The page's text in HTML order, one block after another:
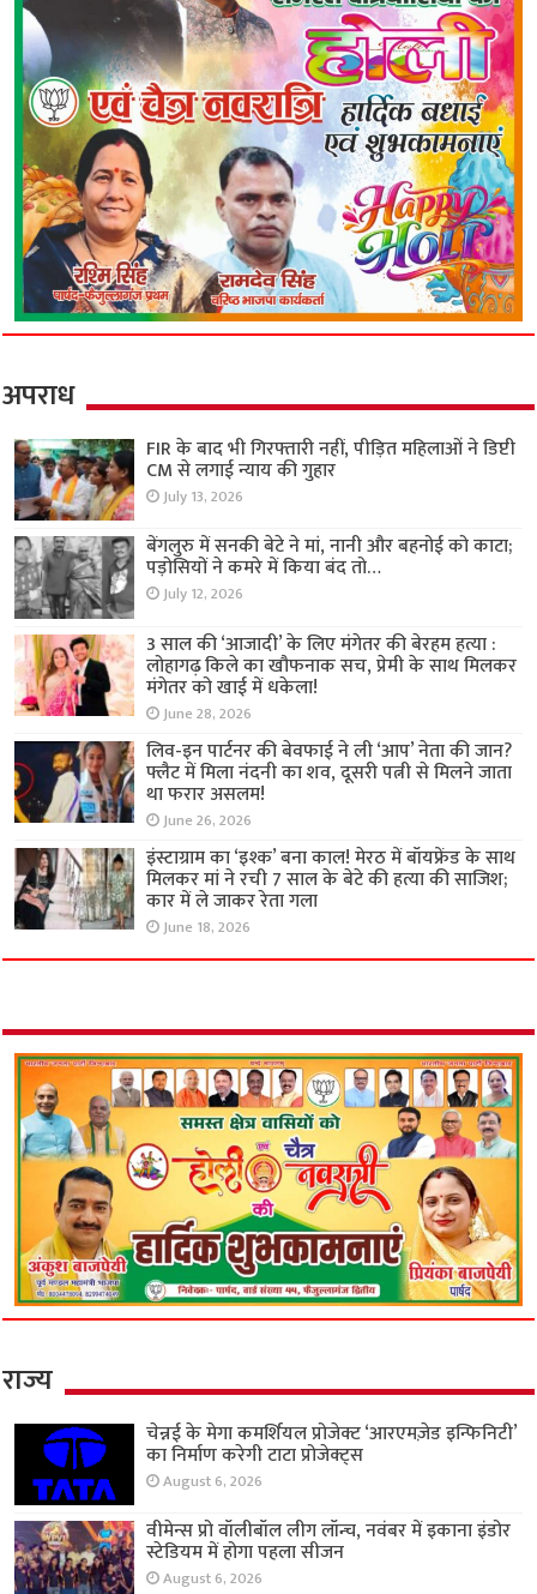
अपराध
FIR के बाद भी गिरफ्तारी नहीं, पीड़ित महिलाओं ने डिप्टी
CM से लगाई न्याय की गुहार
July 13, 2026
बेंगलुरु में सनकी बेटे ने मां, नानी और बहनोई को काटा;
पड़ोसियों ने कमरे में किया बंद तो…
July 12, 2026
3 साल की ‘आजादी’ के लिए मंगेतर की बेरहम हत्या :
लोहागढ़ किले का खौफनाक सच, प्रेमी के साथ मिलकर
मंगेतर को खाई में धकेला!
June 28, 2026
लिव-इन पार्टनर की बेवफाई ने ली ‘आप’ नेता की जान?
फ्लैट में मिला नंदनी का शव, दूसरी पत्नी से मिलने जाता
था फरार असलम!
June 26, 2026
इंस्टाग्राम का ‘इश्क’ बना काल! मेरठ में बॉयफ्रेंड के साथ
मिलकर मां ने रची 7 साल के बेटे की हत्या की साजिश;
कार में ले जाकर रेता गला
June 18, 2026
राज्य
चेन्नई के मेगा कमर्शियल प्रोजेक्ट ‘आरएमज़ेड इन्फिनिटी’
का निर्माण करेगी टाटा प्रोजेक्ट्स
August 6, 2026
वीमेन्स प्रो वॉलीबॉल लीग लॉन्च, नवंबर में इकाना इंडोर
स्टेडियम में होगा पहला सीजन
August 6, 2026